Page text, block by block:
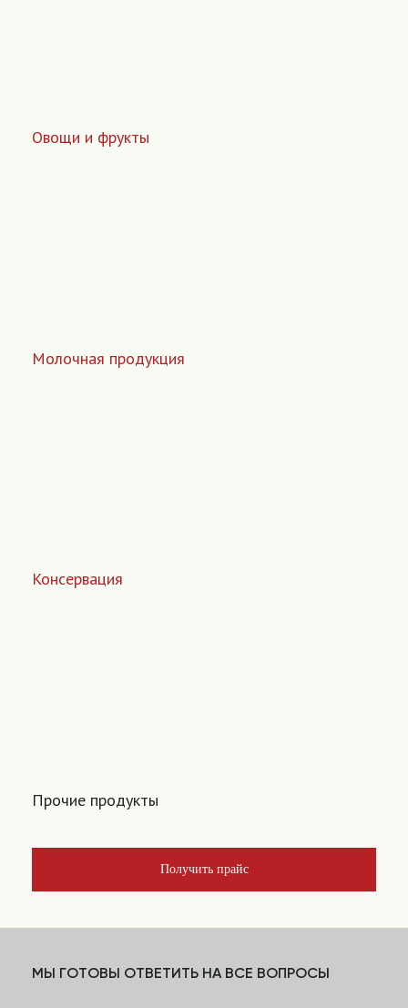
Овощи и фрукты
Молочная продукция
Консервация
Прочие продукты
Получить прайс
МЫ ГОТОВЫ ОТВЕТИТЬ НА ВСЕ ВОПРОСЫ